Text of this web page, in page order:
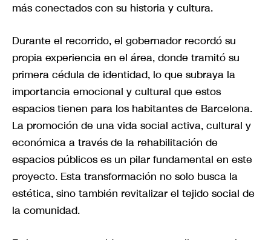
más conectados con su historia y cultura.
Durante el recorrido, el gobernador recordó su
propia experiencia en el área, donde tramitó su
primera cédula de identidad, lo que subraya la
importancia emocional y cultural que estos
espacios tienen para los habitantes de Barcelona.
La promoción de una vida social activa, cultural y
económica a través de la rehabilitación de
espacios públicos es un pilar fundamental en este
proyecto. Esta transformación no solo busca la
estética, sino también revitalizar el tejido social de
la comunidad.